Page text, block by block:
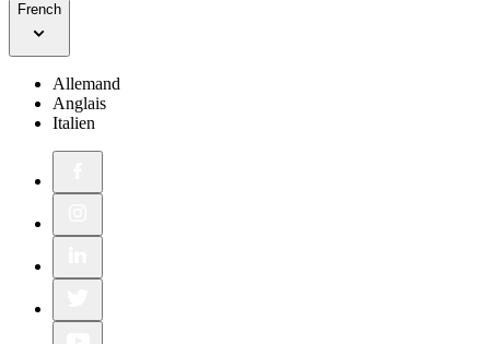
French
Allemand
Anglais
Italien